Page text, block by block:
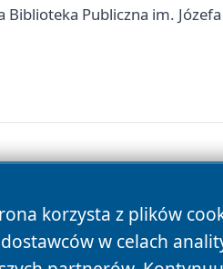
Biblioteka Publiczna im.
korzysta z plików
w celach